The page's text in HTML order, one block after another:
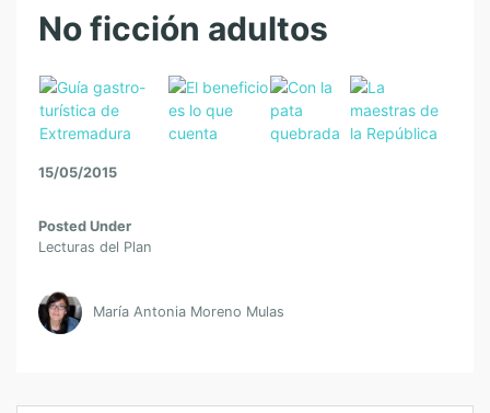
No ficción adultos
15/05/2015
Posted Under
Lecturas del Plan
María Antonia Moreno Mulas